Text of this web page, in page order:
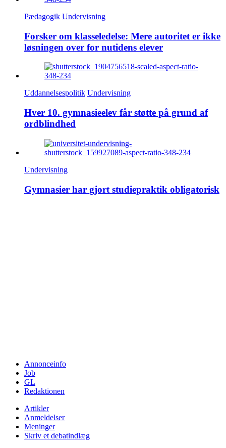
Pædagogik Undervisning
Forsker om klasseledelse: Mere autoritet er ikke
løsningen over for nutidens elever
Uddannelsespolitik Undervisning
Hver 10. gymnasieelev får støtte på grund af
ordblindhed
Undervisning
Gymnasier har gjort studiepraktik obligatorisk
Annonceinfo
Job
GL
Redaktionen
Artikler
Anmeldelser
Meninger
Skriv et debatindlæg